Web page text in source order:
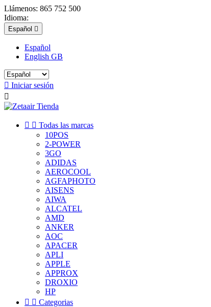
Llámenos: 865 752 500
Idioma:
Español 
Español
English GB
 Iniciar sesión

  Todas las marcas
10POS
2-POWER
3GO
ADIDAS
AEROCOOL
AGFAPHOTO
AISENS
AIWA
ALCATEL
AMD
ANKER
AOC
APACER
APLI
APPLE
APPROX
DROXIO
HP
  Categorias